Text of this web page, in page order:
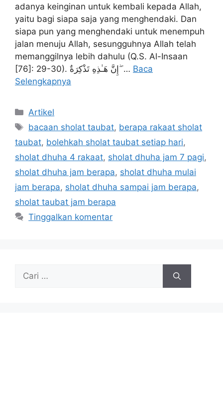
adanya keinginan untuk kembali kepada Allah,
yaitu bagi siapa saja yang menghendaki. Dan
siapa pun yang menghendaki untuk menempuh
jalan menuju Allah, sesungguhnya Allah telah
memanggilnya lebih dahulu (Q.S. Al-Insaan
[76]: 29-30). إِنَّ هَـٰذِهِ تَذْكِرَ‌ةٌ ۖ … Baca
Selengkapnya
Kategori
Artikel
Tag
bacaan sholat taubat, berapa rakaat sholat
taubat, bolehkah sholat taubat setiap hari,
sholat dhuha 4 rakaat, sholat dhuha jam 7 pagi,
sholat dhuha jam berapa, sholat dhuha mulai
jam berapa, sholat dhuha sampai jam berapa,
sholat taubat jam berapa
Tinggalkan komentar
Cari